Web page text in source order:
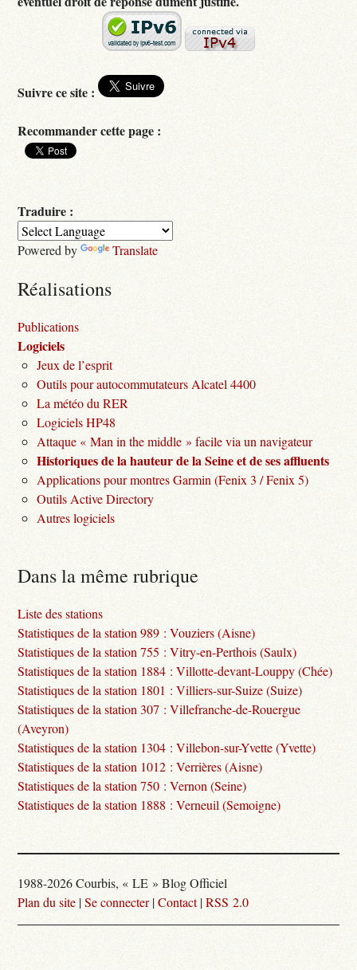
Suivre ce site :
Recommander cette page :
Traduire :
Powered by Translate
Réalisations
Publications
Logiciels
Jeux de l’esprit
Outils pour autocommutateurs Alcatel 4400
La météo du RER
Logiciels HP48
Attaque « Man in the middle » facile via un navigateur
Historiques de la hauteur de la Seine et de ses affluents
Applications pour montres Garmin (Fenix 3 / Fenix 5)
Outils Active Directory
Autres logiciels
Dans la même rubrique
Liste des stations
Statistiques de la station 989 : Vouziers (Aisne)
Statistiques de la station 755 : Vitry-en-Perthois (Saulx)
Statistiques de la station 1884 : Villotte-devant-Louppy (Chée)
Statistiques de la station 1801 : Villiers-sur-Suize (Suize)
Statistiques de la station 307 : Villefranche-de-Rouergue
(Aveyron)
Statistiques de la station 1304 : Villebon-sur-Yvette (Yvette)
Statistiques de la station 1012 : Verrières (Aisne)
Statistiques de la station 750 : Vernon (Seine)
Statistiques de la station 1888 : Verneuil (Semoigne)
1988-2026 Courbis, « LE » Blog Officiel
Plan du site |Se connecter|Contact|RSS 2.0